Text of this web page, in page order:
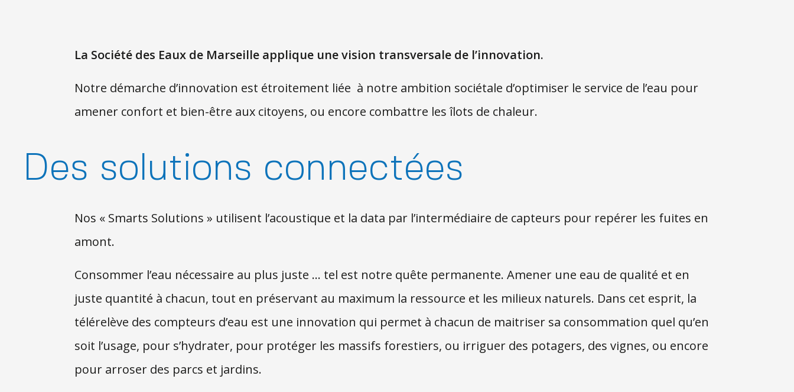
La Société des Eaux de Marseille applique une vision transversale de l’innovation.
Notre démarche d’innovation est étroitement liée à notre ambition sociétale d’optimiser le service de l’eau pour
amener confort et bien-être aux citoyens, ou encore combattre les îlots de chaleur.
Des solutions connectées
Nos « Smarts Solutions » utilisent l’acoustique et la data par l’intermédiaire de capteurs pour repérer les fuites en
amont.
Consommer l’eau nécessaire au plus juste … tel est notre quête permanente. Amener une eau de qualité et en
juste quantité à chacun, tout en préservant au maximum la ressource et les milieux naturels. Dans cet esprit, la
télérelève des compteurs d’eau est une innovation qui permet à chacun de maitriser sa consommation quel qu’en
soit l’usage, pour s’hydrater, pour protéger les massifs forestiers, ou irriguer des potagers, des vignes, ou encore
pour arroser des parcs et jardins.